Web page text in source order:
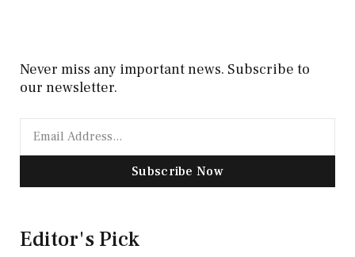
Never miss any important news. Subscribe to
our newsletter.
Subscribe Now
Editor's Pick